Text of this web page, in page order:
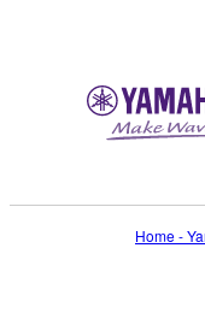
Home -